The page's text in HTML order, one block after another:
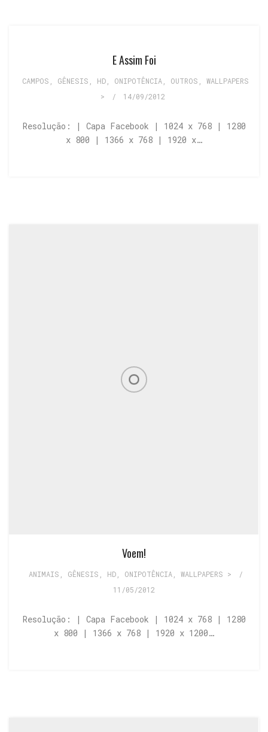
E Assim Foi
CAMPOS GÊNESIS HD ONIPOTÊNCIA OUTROS
WALLPAPERS
>
/ 14/09/2012
Resolução: | Capa Facebook | 1024 x 768 | 1280
x 800 | 1366 x 768 | 1920 x…
Voem!
ANIMAIS GÊNESIS HD, ONIPOTÊNCIA, WALLPAPERS >
/
11/05/2012
Resolução: | Capa Facebook | 1024 x 768 | 1280
x 800 | 1366 x 768 | 1920 x 1200…